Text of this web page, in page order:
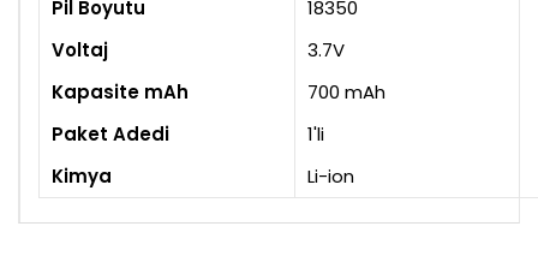
Pil Boyutu
18350
Voltaj
3.7V
Kapasite mAh
700 mAh
Paket Adedi
1'li
Kimya
Li-ion